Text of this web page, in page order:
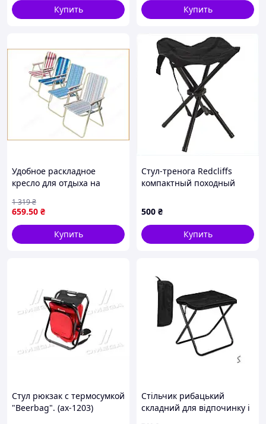
Купить
Купить
Удобное раскладное
кресло для отдыха на
GP4266 с комфортным
дизайном
659.50 ₴
1 319₴
Купить
Стул-тренога Redcliffs
компактный походный
500 ₴
Купить
Стул рюкзак с термосумкой
"Beerbag". (ax-1203)
Стільчик рибацький
складний для відпочинку і